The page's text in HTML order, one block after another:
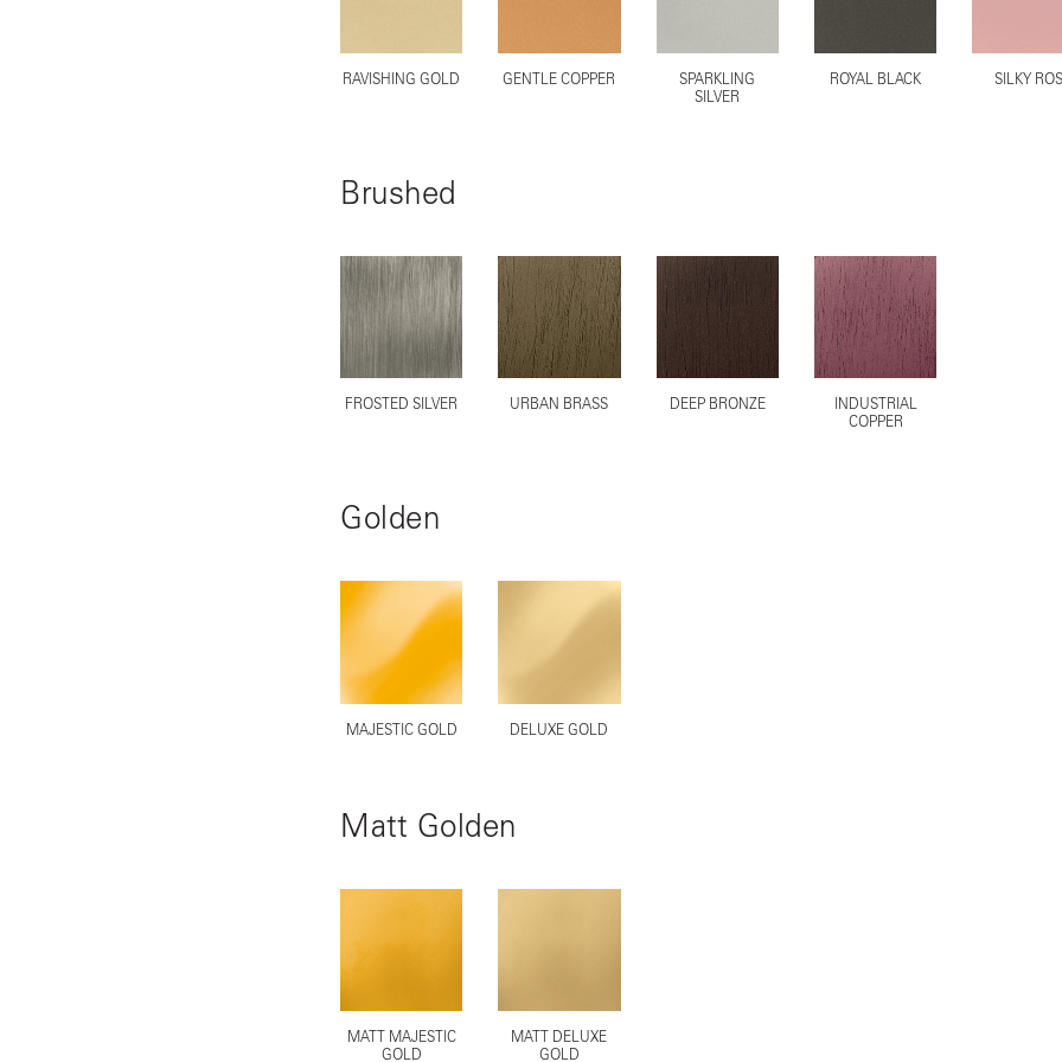
RAVISHING GOLD GENTLE COPPER
SPARKLING
SILVER
ROYAL BLACK SILKY
Brushed
FROSTED SILVER URBAN BRASS DEEP BRONZE
INDUSTRIAL
COPPER
Golden
MAJESTIC GOLD DELUXE GOLD
Matt Golden
MATT MAJESTIC
GOLD
MATT DELUXE
GOLD